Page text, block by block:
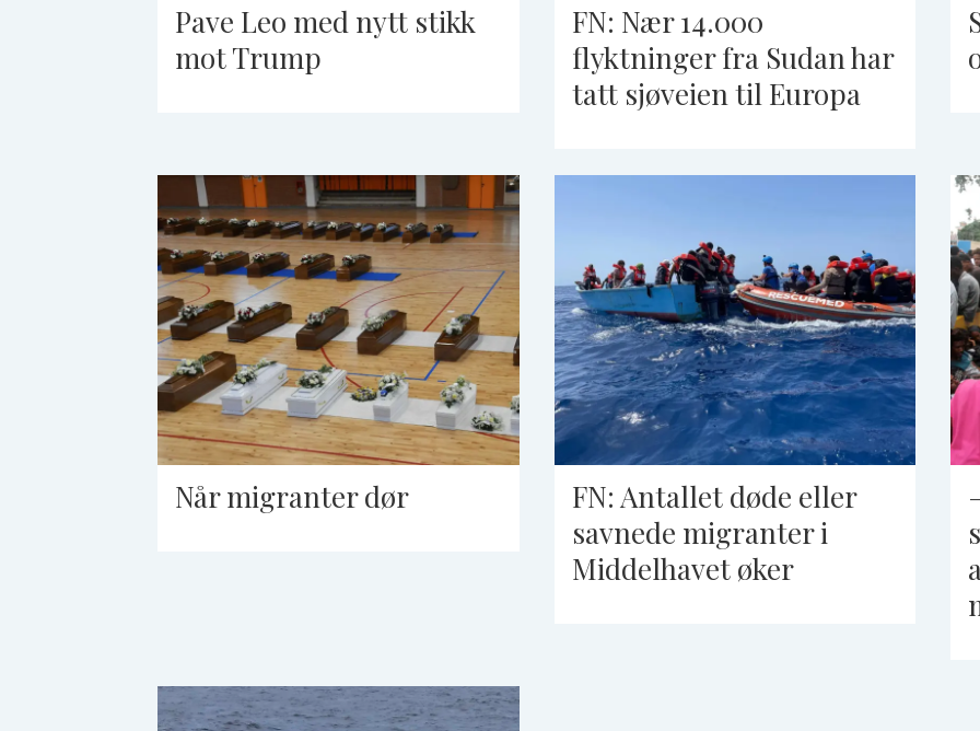
Pave Leo med nytt stikk
mot Trump
FN: Nær 14.000
flyktninger fra Sudan har
tatt sjøveien til Europa
Når migranter dør
FN: Antallet døde eller
savnede migranter i
Middelhavet øker